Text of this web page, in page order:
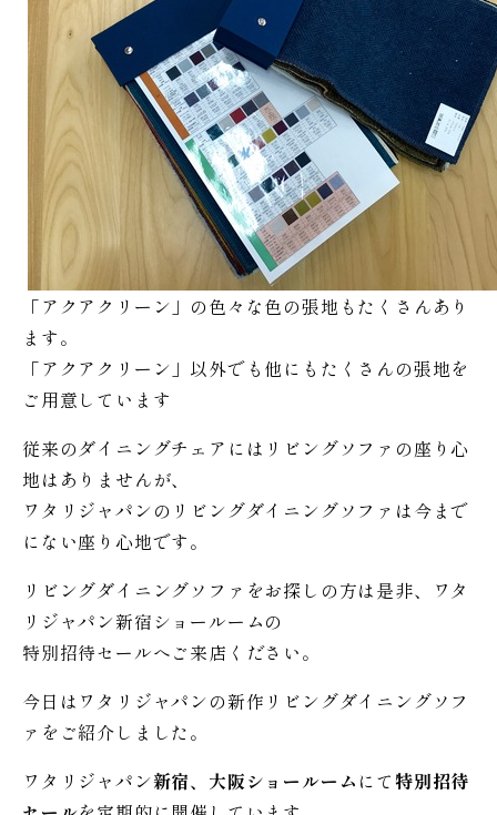
「アクアクリーン」の色々な色の張地もたくさんあり
ます。
「アクアクリーン」以外でも他にもたくさんの張地を
ご用意しています
従来のダイニングチェアにはリビングソファの座り心
地はありませんが、
ワタリジャパンのリビングダイニングソファは今まで
にない座り心地です。
リビングダイニングソファをお探しの方は是非、ワタ
リジャパン新宿ショールームの
特別招待セールへご来店ください。
今日はワタリジャパンの新作リビングダイニングソフ
ァをご紹介しました。
ワタリジャパン新宿、大阪ショールーム にて特別招待